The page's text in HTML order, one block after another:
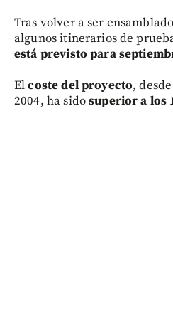
Tras volver a ser
algunos itinerarios de
está previsto para
Elcoste del proyecto,
2004, ha sidosuperior a los